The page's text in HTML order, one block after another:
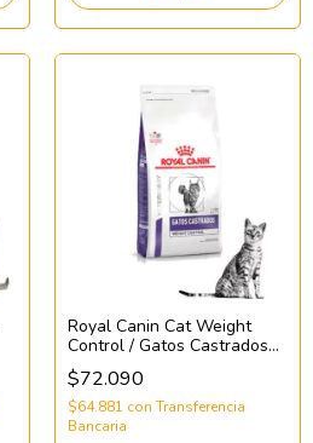
Royal Canin Cat Weight
Control / Gatos Castrados
x3kg
$72.090
$64.881 con Transferencia
Bancaria